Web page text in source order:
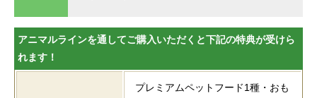
アニマルラインを通してご購入いただくと下記の特典が受けら
れます！
プレミアムペットフード1種・おも